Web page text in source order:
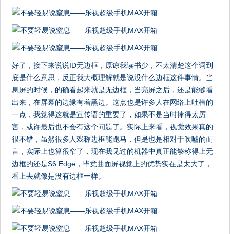
好了，接下来说说ID无边框，原谅我读书少，不太清楚这个词到
底是什么意思，反正我大概理解就是说没什么边框这件事情。当
息屏的时候，的确看起来就是无边框，当亮屏之后，还是能够看
出来，在屏幕的边缘有着黑边。这点也是许多人在网络上吐槽的
一点，我觉得这就是宣传语的重要了，如果不是当时捧得太厉
害，或许最后也不会有这个问题了。实际上来看，视觉效果真的
很不错，虽然很多人戏称边框能跑马，但是也是相对于吹嘘的而
言，实际上也算很窄了，现在我见过的机器中真正能够称得上无
边框的还是S6 Edge，毕竟曲面屏视觉上的优势实在是太大了，
看上去就像是没有边框一样。